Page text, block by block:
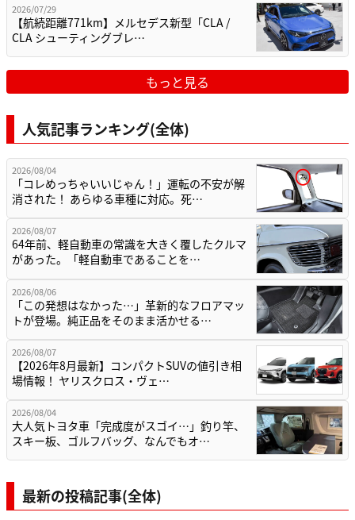
2026/07/29
【航続距離771km】メルセデス新型「CLA /
CLA シューティングブレ…
もっと見る
人気記事ランキング(全体)
2026/08/04
「コレめっちゃいいじゃん！」運転の不安が解
消された！ あらゆる車種に対応。死…
2026/08/07
64年前、軽自動車の常識を大きく覆したクルマ
があった。「軽自動車であることを…
2026/08/06
「この発想はなかった…」革新的なフロアマッ
トが登場。純正品をそのまま活かせる…
2026/08/07
【2026年8月最新】コンパクトSUVの値引き相
場情報！ ヤリスクロス・ヴェ…
2026/08/04
大人気トヨタ車「完成度がスゴイ…」釣り竿、
スキー板、ゴルフバッグ、なんでもオ…
最新の投稿記事(全体)